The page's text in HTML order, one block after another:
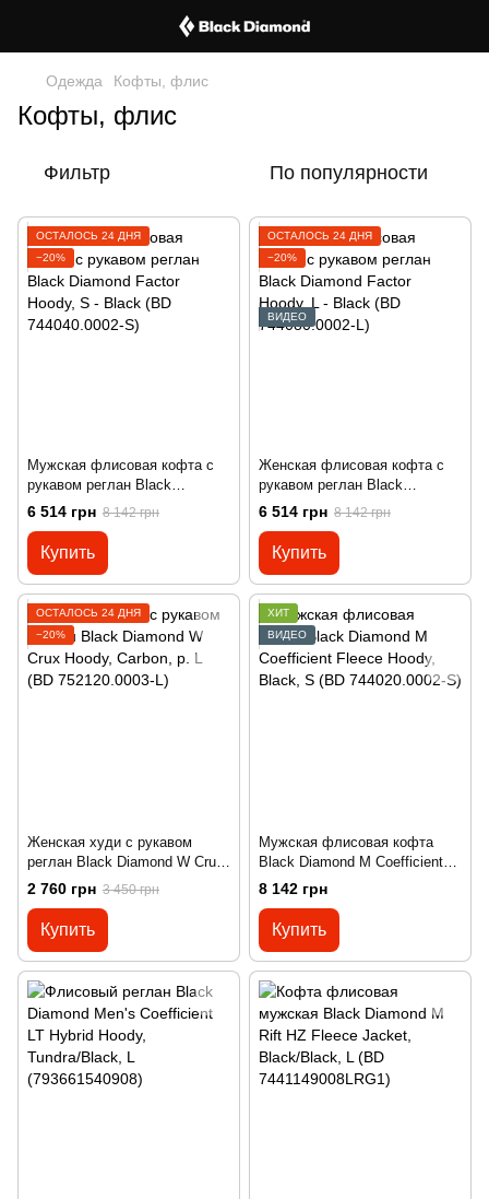
Одежда Кофты, флис
Кофты, флис
Фильтр По популярности
ОСТАЛОСЬ 24 ДНЯ
−20%
Мужская флисовая кофта с
рукавом реглан Black
Diamond Factor Hoody, S -
Black (BD 744040.0002-S)
6 514 грн 8 142 грн
Купить
ОСТАЛОСЬ 24 ДНЯ
−20%
ВИДЕО
Женская флисовая кофта с
рукавом реглан Black
Diamond Factor Hoody, L -
Black (BD 744080.0002-L)
6 514 грн 8 142 грн
Купить
ОСТАЛОСЬ 24 ДНЯ
−20%
Женская худи с рукавом
реглан Black Diamond W Crux
Hoody, Carbon, р. L (BD
752120.0003-L)
2 760 грн 3 450 грн
Купить
ХИТ
ВИДЕО
Мужская флисовая кофта
Black Diamond M Coefficient
Fleece Hoody, Black, S (BD
744020.0002-S)
8 142 грн
Купить